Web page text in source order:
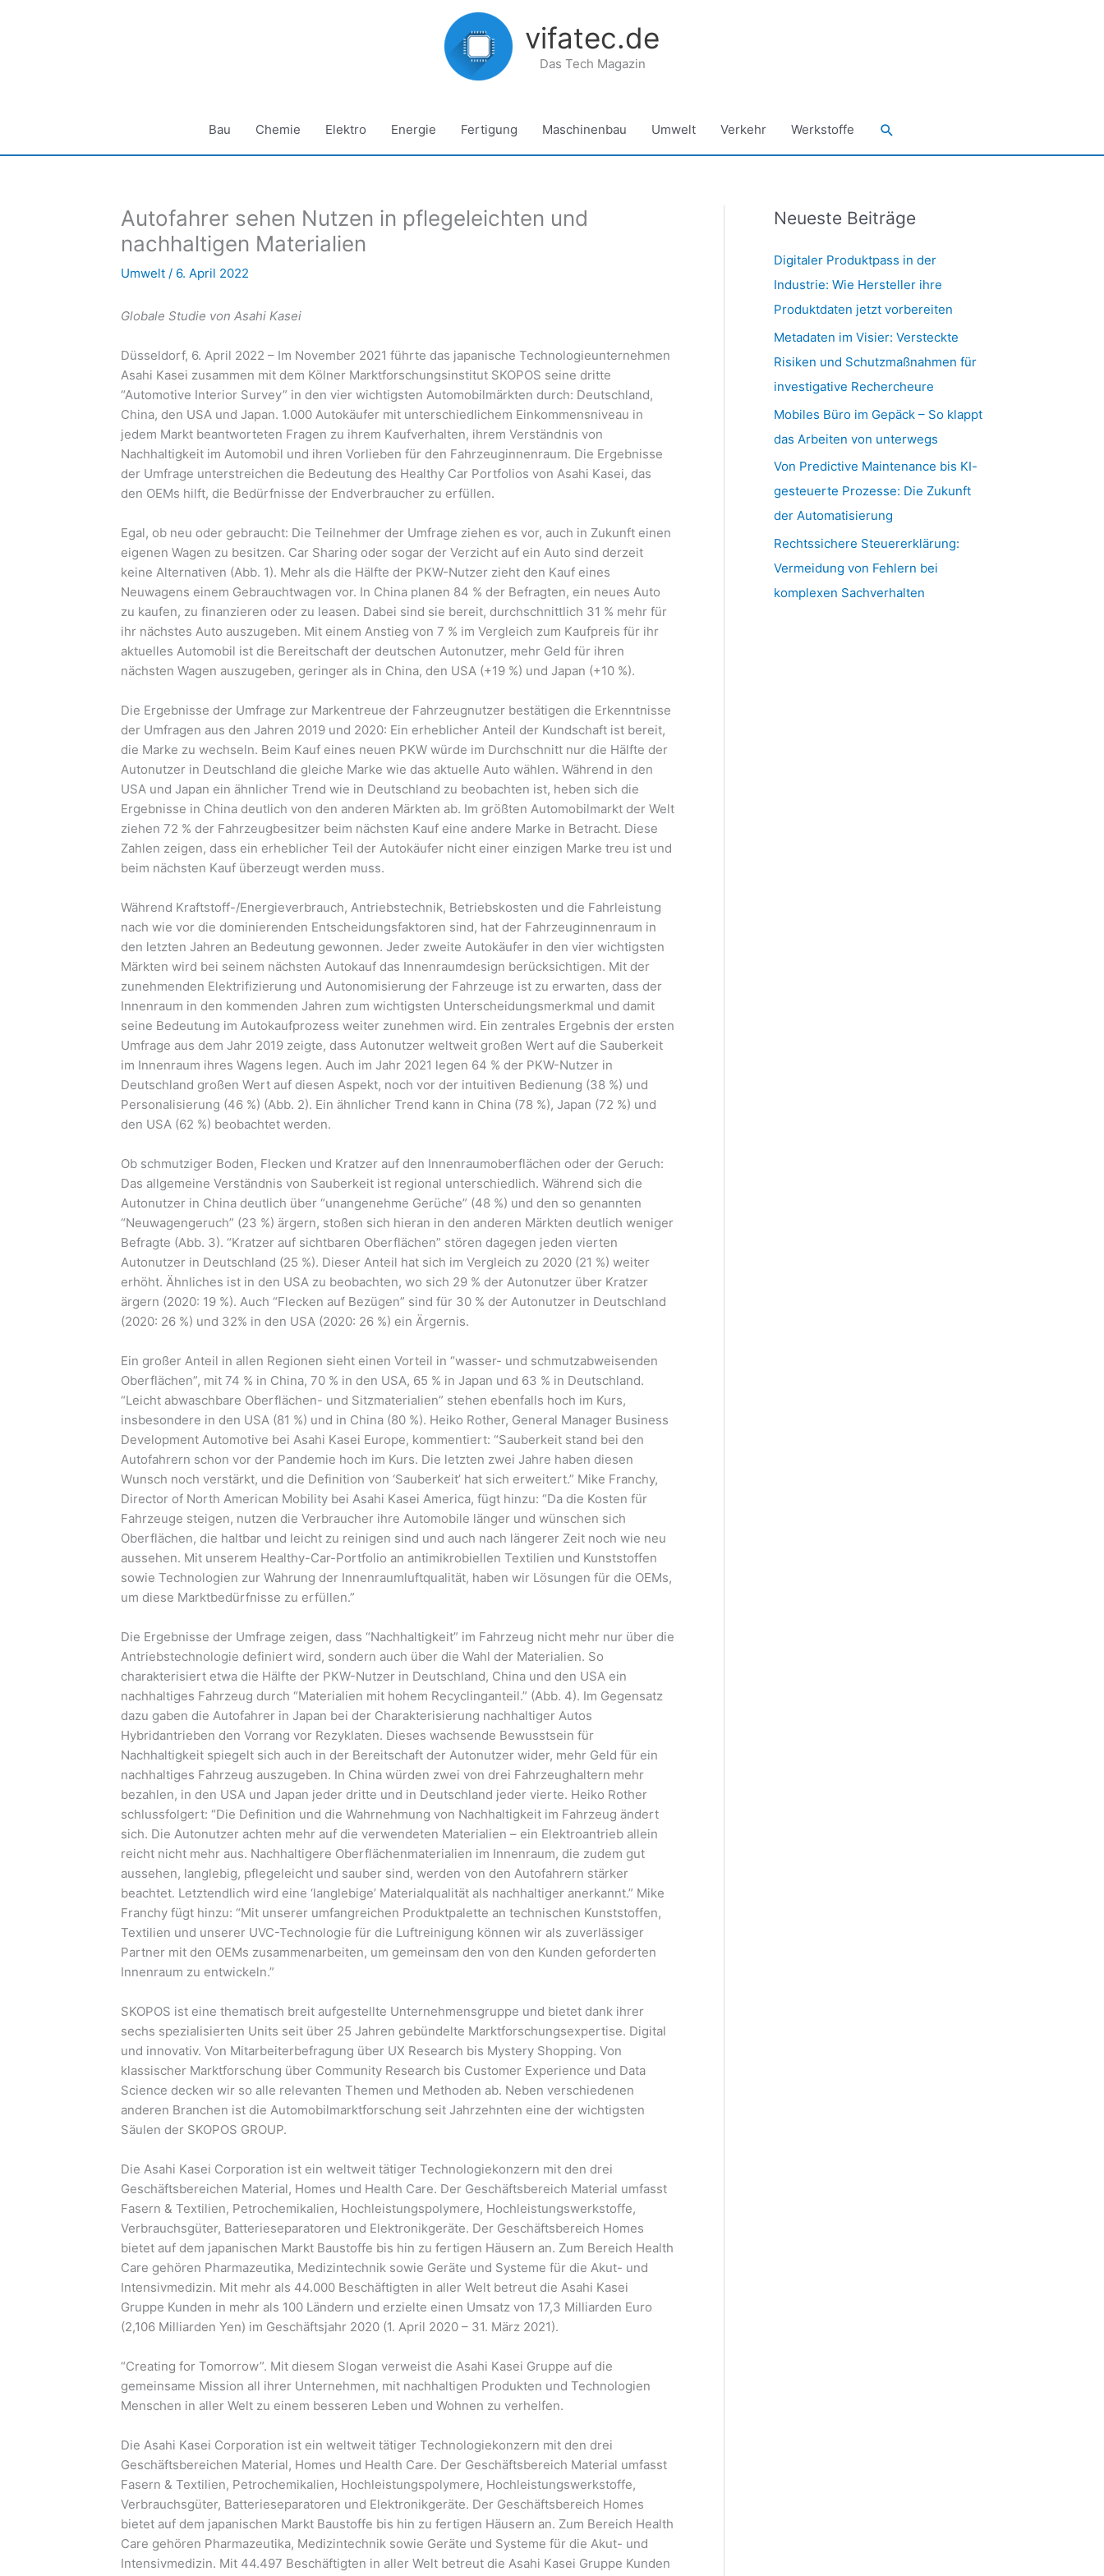
vifatec.de
Das Tech Magazin
Bau Chemie Elektro Energie Fertigung Maschinenbau Umwelt Verkehr Werkstoffe Suchen
Autofahrer sehen Nutzen in pflegeleichten und
nachhaltigen Materialien
Umwelt / 6. April 2022
Globale Studie von Asahi Kasei
Düsseldorf, 6. April 2022 – Im November 2021 führte das japanische Technologieunternehmen
Asahi Kasei zusammen mit dem Kölner Marktforschungsinstitut SKOPOS seine dritte
“Automotive Interior Survey” in den vier wichtigsten Automobilmärkten durch: Deutschland,
China, den USA und Japan. 1.000 Autokäufer mit unterschiedlichem Einkommensniveau in
jedem Markt beantworteten Fragen zu ihrem Kaufverhalten, ihrem Verständnis von
Nachhaltigkeit im Automobil und ihren Vorlieben für den Fahrzeuginnenraum. Die Ergebnisse
der Umfrage unterstreichen die Bedeutung des Healthy Car Portfolios von Asahi Kasei, das
den OEMs hilft, die Bedürfnisse der Endverbraucher zu erfüllen.
Egal, ob neu oder gebraucht: Die Teilnehmer der Umfrage ziehen es vor, auch in Zukunft einen
eigenen Wagen zu besitzen. Car Sharing oder sogar der Verzicht auf ein Auto sind derzeit
keine Alternativen (Abb. 1). Mehr als die Hälfte der PKW-Nutzer zieht den Kauf eines
Neuwagens einem Gebrauchtwagen vor. In China planen 84 % der Befragten, ein neues Auto
zu kaufen, zu finanzieren oder zu leasen. Dabei sind sie bereit, durchschnittlich 31 % mehr für
ihr nächstes Auto auszugeben. Mit einem Anstieg von 7 % im Vergleich zum Kaufpreis für ihr
aktuelles Automobil ist die Bereitschaft der deutschen Autonutzer, mehr Geld für ihren
nächsten Wagen auszugeben, geringer als in China, den USA (+19 %) und Japan (+10 %).
Die Ergebnisse der Umfrage zur Markentreue der Fahrzeugnutzer bestätigen die Erkenntnisse
der Umfragen aus den Jahren 2019 und 2020: Ein erheblicher Anteil der Kundschaft ist bereit,
die Marke zu wechseln. Beim Kauf eines neuen PKW würde im Durchschnitt nur die Hälfte der
Autonutzer in Deutschland die gleiche Marke wie das aktuelle Auto wählen. Während in den
USA und Japan ein ähnlicher Trend wie in Deutschland zu beobachten ist, heben sich die
Ergebnisse in China deutlich von den anderen Märkten ab. Im größten Automobilmarkt der Welt
ziehen 72 % der Fahrzeugbesitzer beim nächsten Kauf eine andere Marke in Betracht. Diese
Zahlen zeigen, dass ein erheblicher Teil der Autokäufer nicht einer einzigen Marke treu ist und
beim nächsten Kauf überzeugt werden muss.
Während Kraftstoff-/Energieverbrauch, Antriebstechnik, Betriebskosten und die Fahrleistung
nach wie vor die dominierenden Entscheidungsfaktoren sind, hat der Fahrzeuginnenraum in
den letzten Jahren an Bedeutung gewonnen. Jeder zweite Autokäufer in den vier wichtigsten
Märkten wird bei seinem nächsten Autokauf das Innenraumdesign berücksichtigen. Mit der
zunehmenden Elektrifizierung und Autonomisierung der Fahrzeuge ist zu erwarten, dass der
Innenraum in den kommenden Jahren zum wichtigsten Unterscheidungsmerkmal und damit
seine Bedeutung im Autokaufprozess weiter zunehmen wird. Ein zentrales Ergebnis der ersten
Umfrage aus dem Jahr 2019 zeigte, dass Autonutzer weltweit großen Wert auf die Sauberkeit
im Innenraum ihres Wagens legen. Auch im Jahr 2021 legen 64 % der PKW-Nutzer in
Deutschland großen Wert auf diesen Aspekt, noch vor der intuitiven Bedienung (38 %) und
Personalisierung (46 %) (Abb. 2). Ein ähnlicher Trend kann in China (78 %), Japan (72 %) und
den USA (62 %) beobachtet werden.
Ob schmutziger Boden, Flecken und Kratzer auf den Innenraumoberflächen oder der Geruch:
Das allgemeine Verständnis von Sauberkeit ist regional unterschiedlich. Während sich die
Autonutzer in China deutlich über “unangenehme Gerüche” (48 %) und den so genannten
“Neuwagengeruch” (23 %) ärgern, stoßen sich hieran in den anderen Märkten deutlich weniger
Befragte (Abb. 3). “Kratzer auf sichtbaren Oberflächen” stören dagegen jeden vierten
Autonutzer in Deutschland (25 %). Dieser Anteil hat sich im Vergleich zu 2020 (21 %) weiter
erhöht. Ähnliches ist in den USA zu beobachten, wo sich 29 % der Autonutzer über Kratzer
ärgern (2020: 19 %). Auch “Flecken auf Bezügen” sind für 30 % der Autonutzer in Deutschland
(2020: 26 %) und 32% in den USA (2020: 26 %) ein Ärgernis.
Ein großer Anteil in allen Regionen sieht einen Vorteil in “wasser- und schmutzabweisenden
Oberflächen”, mit 74 % in China, 70 % in den USA, 65 % in Japan und 63 % in Deutschland.
“Leicht abwaschbare Oberflächen- und Sitzmaterialien” stehen ebenfalls hoch im Kurs,
insbesondere in den USA (81 %) und in China (80 %). Heiko Rother, General Manager Business
Development Automotive bei Asahi Kasei Europe, kommentiert: “Sauberkeit stand bei den
Autofahrern schon vor der Pandemie hoch im Kurs. Die letzten zwei Jahre haben diesen
Wunsch noch verstärkt, und die Definition von ‘Sauberkeit’ hat sich erweitert.” Mike Franchy,
Director of North American Mobility bei Asahi Kasei America, fügt hinzu: “Da die Kosten für
Fahrzeuge steigen, nutzen die Verbraucher ihre Automobile länger und wünschen sich
Oberflächen, die haltbar und leicht zu reinigen sind und auch nach längerer Zeit noch wie neu
aussehen. Mit unserem Healthy-Car-Portfolio an antimikrobiellen Textilien und Kunststoffen
sowie Technologien zur Wahrung der Innenraumluftqualität, haben wir Lösungen für die OEMs,
um diese Marktbedürfnisse zu erfüllen.”
Die Ergebnisse der Umfrage zeigen, dass “Nachhaltigkeit” im Fahrzeug nicht mehr nur über die
Antriebstechnologie definiert wird, sondern auch über die Wahl der Materialien. So
charakterisiert etwa die Hälfte der PKW-Nutzer in Deutschland, China und den USA ein
nachhaltiges Fahrzeug durch “Materialien mit hohem Recyclinganteil.” (Abb. 4). Im Gegensatz
dazu gaben die Autofahrer in Japan bei der Charakterisierung nachhaltiger Autos
Hybridantrieben den Vorrang vor Rezyklaten. Dieses wachsende Bewusstsein für
Nachhaltigkeit spiegelt sich auch in der Bereitschaft der Autonutzer wider, mehr Geld für ein
nachhaltiges Fahrzeug auszugeben. In China würden zwei von drei Fahrzeughaltern mehr
bezahlen, in den USA und Japan jeder dritte und in Deutschland jeder vierte. Heiko Rother
schlussfolgert: “Die Definition und die Wahrnehmung von Nachhaltigkeit im Fahrzeug ändert
sich. Die Autonutzer achten mehr auf die verwendeten Materialien – ein Elektroantrieb allein
reicht nicht mehr aus. Nachhaltigere Oberflächenmaterialien im Innenraum, die zudem gut
aussehen, langlebig, pflegeleicht und sauber sind, werden von den Autofahrern stärker
beachtet. Letztendlich wird eine ‘langlebige’ Materialqualität als nachhaltiger anerkannt.” Mike
Franchy fügt hinzu: “Mit unserer umfangreichen Produktpalette an technischen Kunststoffen,
Textilien und unserer UVC-Technologie für die Luftreinigung können wir als zuverlässiger
Partner mit den OEMs zusammenarbeiten, um gemeinsam den von den Kunden geforderten
Innenraum zu entwickeln.”
SKOPOS ist eine thematisch breit aufgestellte Unternehmensgruppe und bietet dank ihrer
sechs spezialisierten Units seit über 25 Jahren gebündelte Marktforschungsexpertise. Digital
und innovativ. Von Mitarbeiterbefragung über UX Research bis Mystery Shopping. Von
klassischer Marktforschung über Community Research bis Customer Experience und Data
Science decken wir so alle relevanten Themen und Methoden ab. Neben verschiedenen
anderen Branchen ist die Automobilmarktforschung seit Jahrzehnten eine der wichtigsten
Säulen der SKOPOS GROUP.
Die Asahi Kasei Corporation ist ein weltweit tätiger Technologiekonzern mit den drei
Geschäftsbereichen Material, Homes und Health Care. Der Geschäftsbereich Material umfasst
Fasern & Textilien, Petrochemikalien, Hochleistungspolymere, Hochleistungswerkstoffe,
Verbrauchsgüter, Batterieseparatoren und Elektronikgeräte. Der Geschäftsbereich Homes
bietet auf dem japanischen Markt Baustoffe bis hin zu fertigen Häusern an. Zum Bereich Health
Care gehören Pharmazeutika, Medizintechnik sowie Geräte und Systeme für die Akut- und
Intensivmedizin. Mit mehr als 44.000 Beschäftigten in aller Welt betreut die Asahi Kasei
Gruppe Kunden in mehr als 100 Ländern und erzielte einen Umsatz von 17,3 Milliarden Euro
(2,106 Milliarden Yen) im Geschäftsjahr 2020 (1. April 2020 – 31. März 2021).
“Creating for Tomorrow”. Mit diesem Slogan verweist die Asahi Kasei Gruppe auf die
gemeinsame Mission all ihrer Unternehmen, mit nachhaltigen Produkten und Technologien
Menschen in aller Welt zu einem besseren Leben und Wohnen zu verhelfen.
Die Asahi Kasei Corporation ist ein weltweit tätiger Technologiekonzern mit den drei
Geschäftsbereichen Material, Homes und Health Care. Der Geschäftsbereich Material umfasst
Fasern & Textilien, Petrochemikalien, Hochleistungspolymere, Hochleistungswerkstoffe,
Verbrauchsgüter, Batterieseparatoren und Elektronikgeräte. Der Geschäftsbereich Homes
bietet auf dem japanischen Markt Baustoffe bis hin zu fertigen Häusern an. Zum Bereich Health
Care gehören Pharmazeutika, Medizintechnik sowie Geräte und Systeme für die Akut- und
Intensivmedizin. Mit 44.497 Beschäftigten in aller Welt betreut die Asahi Kasei Gruppe Kunden
Neueste Beiträge
Digitaler Produktpass in der
Industrie: Wie Hersteller ihre
Produktdaten jetzt vorbereiten
Metadaten im Visier: Versteckte
Risiken und Schutzmaßnahmen für
investigative Rechercheure
Mobiles Büro im Gepäck – So klappt
das Arbeiten von unterwegs
Von Predictive Maintenance bis KI-
gesteuerte Prozesse: Die Zukunft
der Automatisierung
Rechtssichere Steuererklärung:
Vermeidung von Fehlern bei
komplexen Sachverhalten